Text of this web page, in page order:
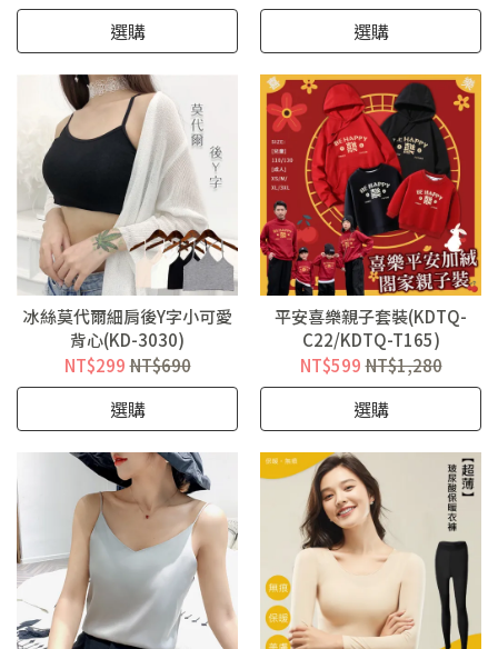
選購 選購
冰絲莫代爾細肩後Y字小可愛
背心(KD-3030)
NT$299 NT$690
選購
平安喜樂親子套裝(KDTQ-
C22/KDTQ-T165)
NT$599 NT$1,280
選購